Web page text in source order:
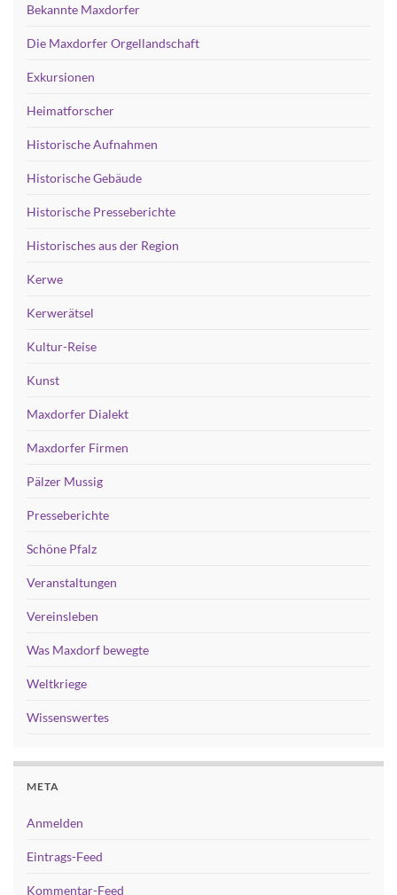
Bekannte Maxdorfer
Die Maxdorfer Orgellandschaft
Exkursionen
Heimatforscher
Historische Aufnahmen
Historische Gebäude
Historische Presseberichte
Historisches aus der Region
Kerwe
Kerwerätsel
Kultur-Reise
Kunst
Maxdorfer Dialekt
Maxdorfer Firmen
Pälzer Mussig
Presseberichte
Schöne Pfalz
Veranstaltungen
Vereinsleben
Was Maxdorf bewegte
Weltkriege
Wissenswertes
META
Anmelden
Eintrags-Feed
Kommentar-Feed